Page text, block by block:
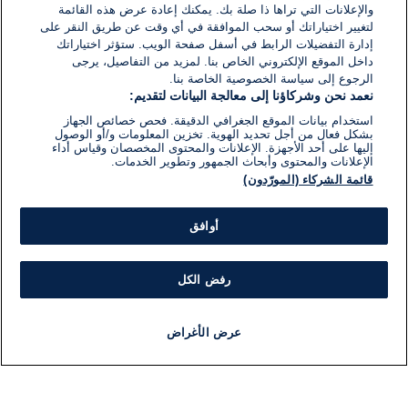
والإعلانات التي تراها ذا صلة بك. يمكنك إعادة عرض هذه القائمة
لتغيير اختياراتك أو سحب الموافقة في أي وقت عن طريق النقر على
إدارة التفضيلات الرابط في أسفل صفحة الويب. ستؤثر اختياراتك
داخل الموقع الإلكتروني الخاص بنا. لمزيد من التفاصيل، يرجى
الرجوع إلى سياسة الخصوصية الخاصة بنا.
نعمد نحن وشركاؤنا إلى معالجة البيانات لتقديم:
استخدام بيانات الموقع الجغرافي الدقيقة. فحص خصائص الجهاز
بشكل فعال من أجل تحديد الهوية. تخزين المعلومات و/أو الوصول
إليها على أحد الأجهزة. الإعلانات والمحتوى المخصصان وقياس أداء
الإعلانات والمحتوى وأبحاث الجمهور وتطوير الخدمات.
قائمة الشركاء (المورّدون)
أوافق
رفض الكل
عرض الأغراض